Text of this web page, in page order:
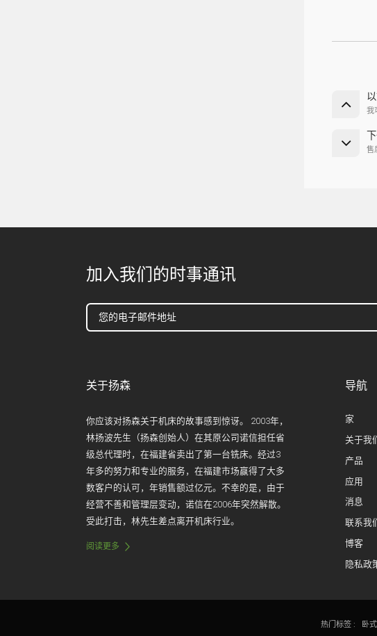
我
售
加入我们的时事通讯
关于扬森
你应该对扬森关于机床的故事感到惊讶。 2003年，
林扬波先生（扬森创始人）在其原公司诺信担任省
级总代理时，在福建省卖出了第一台铣床。经过3
年多的努力和专业的服务，在福建市场赢得了大多
数客户的认可，年销售额过亿元。不幸的是，由于
经营不善和管理层变动，诺信在2006年突然解散。
受此打击，林先生差点离开机床行业。
阅读更多
导航
家
关于我
产品
应用
消息
联系我
博客
隐私政
热门标签 : 卧